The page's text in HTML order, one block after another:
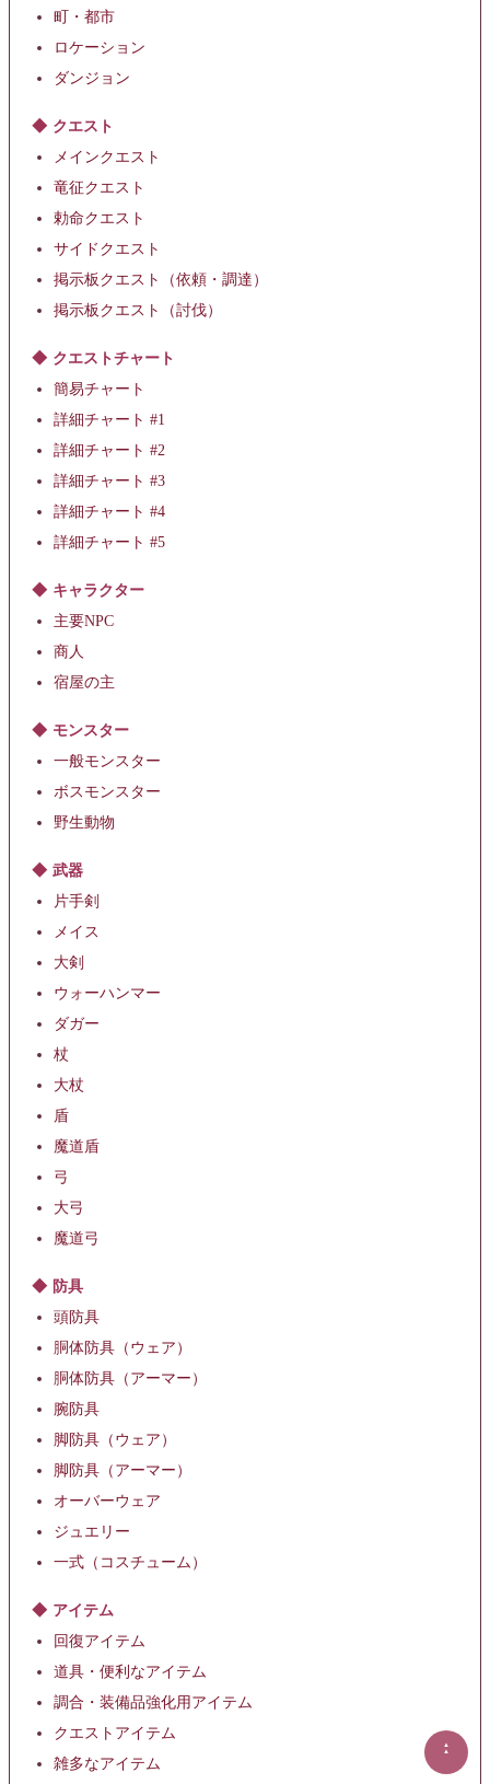
町・都市
ロケーション
ダンジョン
クエスト
メインクエスト
竜征クエスト
勅命クエスト
サイドクエスト
掲示板クエスト（依頼・調達）
掲示板クエスト（討伐）
クエストチャート
簡易チャート
詳細チャート #1
詳細チャート #2
詳細チャート #3
詳細チャート #4
詳細チャート #5
キャラクター
主要NPC
商人
宿屋の主
モンスター
一般モンスター
ボスモンスター
野生動物
武器
片手剣
メイス
大剣
ウォーハンマー
ダガー
杖
大杖
盾
魔道盾
弓
大弓
魔道弓
防具
頭防具
胴体防具（ウェア）
胴体防具（アーマー）
腕防具
脚防具（ウェア）
脚防具（アーマー）
オーバーウェア
ジュエリー
一式（コスチューム）
アイテム
回復アイテム
道具・便利なアイテム
調合・装備品強化用アイテム
クエストアイテム
雑多なアイテム
▲
▲